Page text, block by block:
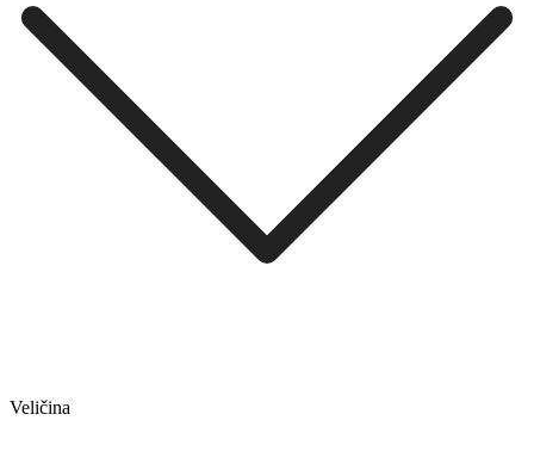
Veličina